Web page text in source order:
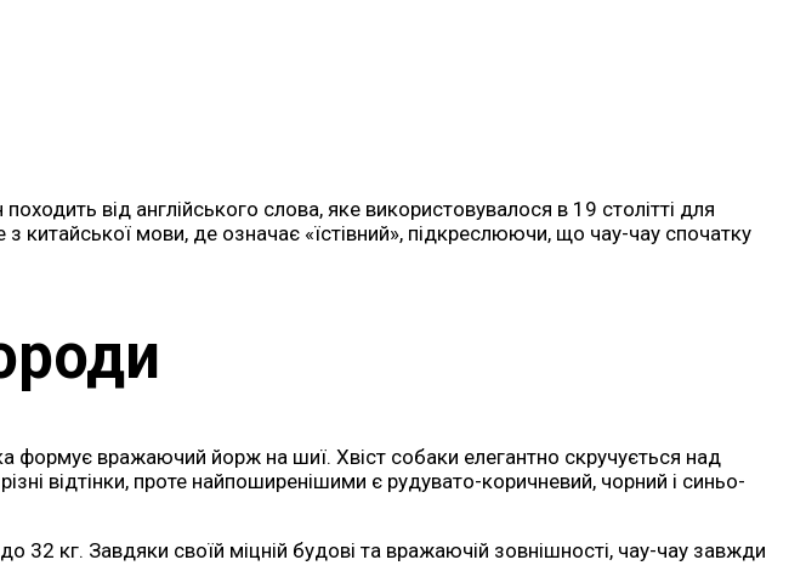
від англійського слова, яке використовувалося в 19 столітті для
мови, де означає «їстівний», підкреслюючи, що чау-чау спочатку
вражаючий йорж на шиї. Хвіст собаки елегантно скручується над
відтінки, проте найпоширенішими є рудувато-коричневий, чорний і синьо-
кг. Завдяки своїй міцній будові та вражаючій зовнішності, чау-чау завжди